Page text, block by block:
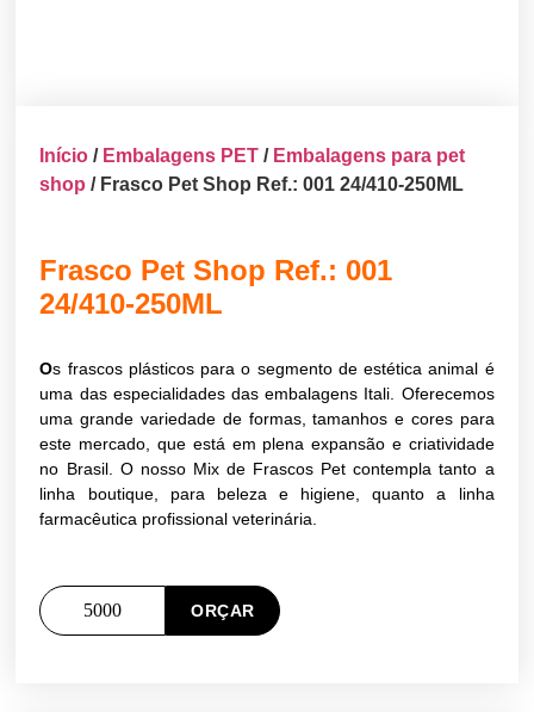
Início / Embalagens PET / Embalagens para pet
shop / Frasco Pet Shop Ref.: 001 24/410-250ML
Frasco Pet Shop Ref.: 001
24/410-250ML
Os frascos plásticos para o segmento de estética animal é
uma das especialidades das embalagens Itali. Oferecemos
uma grande variedade de formas, tamanhos e cores para
este mercado, que está em plena expansão e criatividade
no Brasil. O nosso Mix de Frascos Pet contempla tanto a
linha boutique, para beleza e higiene, quanto a linha
farmacêutica profissional veterinária.
ORÇAR